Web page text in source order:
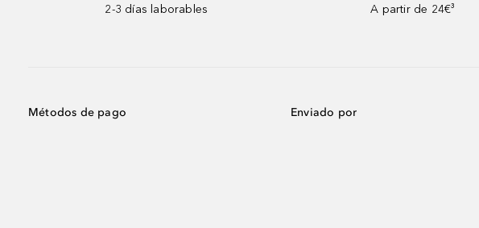
2-3 días laborables
A partir de 24€³
Métodos de pago Enviado por